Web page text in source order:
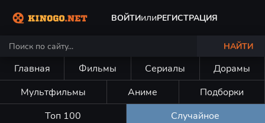
ВОЙТИилиРЕГИСТРАЦИЯ
НАЙТИ
Главная Фильмы Сериалы
Дорамы
Мультфильмы
Аниме
Подборки
Топ 100
Случайное